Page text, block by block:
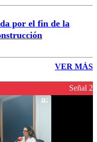
por el fin de la
VER MÁS
Señal 2